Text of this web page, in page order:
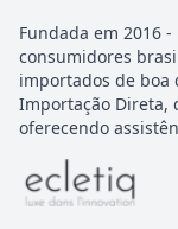
Fundada em 2016
consumidores
importados de boa
Importação Direta,
oferecendo